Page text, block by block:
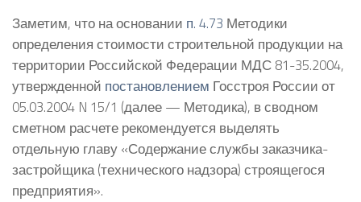
Заметим, что на основании п. 4.73 Методики
определения стоимости строительной продукции на
территории Российской Федерации МДС 81-35.2004,
утвержденной постановлением Госстроя России от
05.03.2004 N 15/1 (далее — Методика), в сводном
сметном расчете рекомендуется выделять
отдельную главу «Содержание службы заказчика-
застройщика (технического надзора) строящегося
предприятия».